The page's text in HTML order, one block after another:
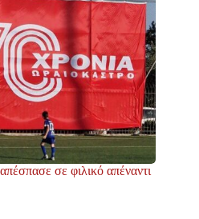
σε φιλικό απέναντι